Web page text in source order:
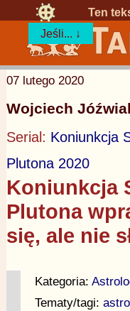
Ten
Jeśli... ↓
07 lutego 2020
Wojciech
Serial: Koniunkcja
Plutona 2020
Koniunkcja
Plutona
się, ale nie
Kategoria:
Tematy/tagi: